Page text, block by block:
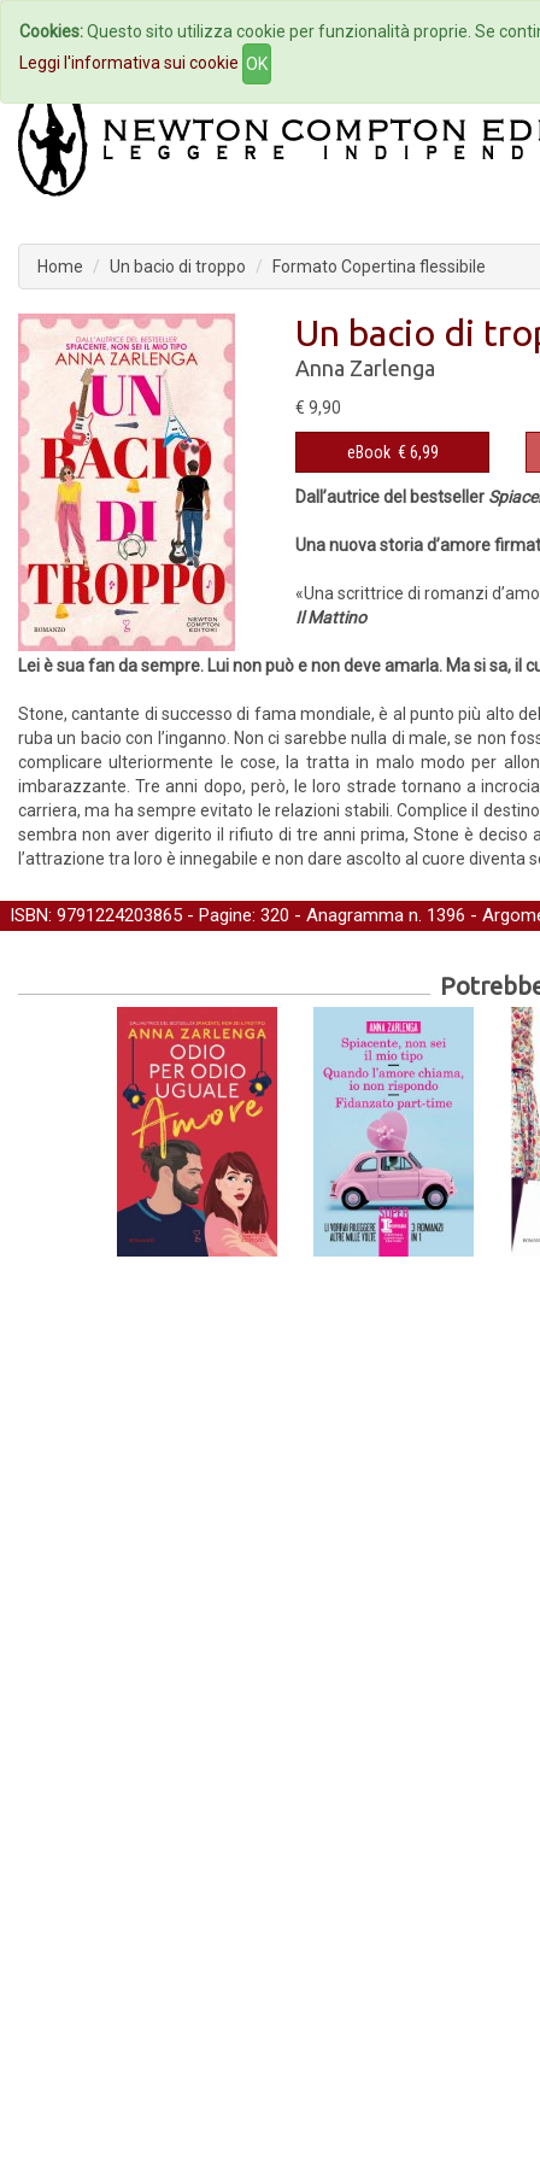
Home Autori Eventi
Home Un bacio di troppo Formato Copertina flessibile
Un bacio di
Anna Zarlenga
€ 9,90
eBook € 6,99
Dall’autrice del bestseller
Una nuova storia d’amore
«Una scrittrice di romanzi
Il Mattino
Lei è sua fan da sempre. Lui non può e non deve amarla. Ma si sa, il
Stone, cantante di successo di fama mondiale, è al punto più alto
ruba un bacio con l’inganno. Non ci sarebbe nulla di male, se non
complicare ulteriormente le cose, la tratta in malo modo per
imbarazzante. Tre anni dopo, però, le loro strade tornano a
carriera, ma ha sempre evitato le relazioni stabili. Complice il
sembra non aver digerito il rifiuto di tre anni prima, Stone è
l’attrazione tra loro è innegabile e non dare ascolto al cuore diventa
ISBN: 9791224203865 - Pagine: 320 - Anagramma n. 1396 -
Cookies:Questo sito utilizza cookie per funzionalità proprie. Se
Leggi l'informativa sui cookie OK